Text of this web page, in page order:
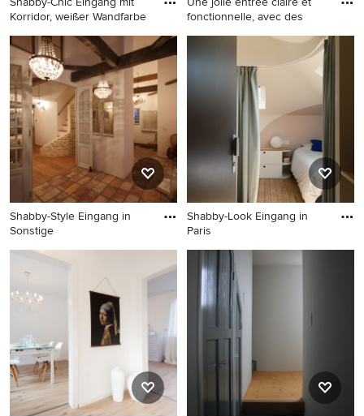
Korridor, weißer Wandfarbe
Shabby-Chic Eingang mit
Korridor, weißer Wandfarbe,
braunem Holzboden,
Einzeltür und hellbrauner
Holzhaustür in Sonstige
fonctionnelle, avec des
Kleines Shabby-Look Foyer
mit weißer Wandfarbe,
hellem Holzboden, Einzeltür,
weißer Haustür und braunem
Boden in Paris
Shabby-Style Eingang in
Sonstige
Shabby-Style Eingang in
Sonstige
Shabby-Look Eingang in
Paris
Shabby-Look Eingang in Paris